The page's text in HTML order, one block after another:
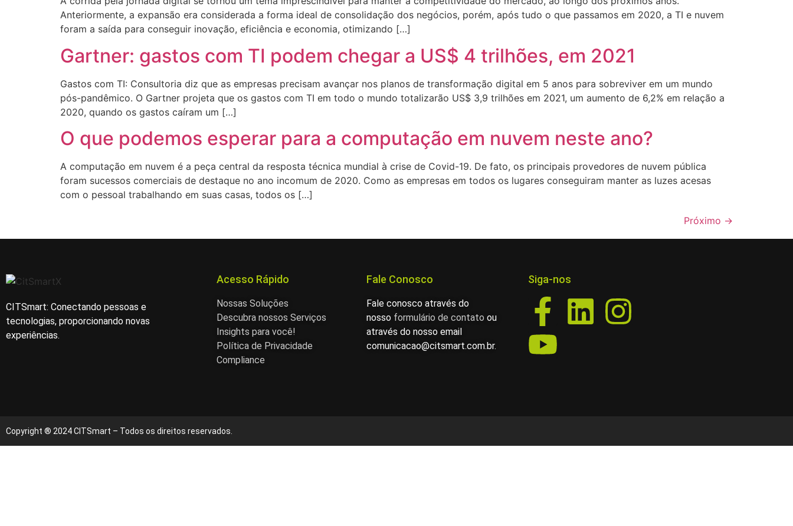
Anteriormente, a expansão era considerada a forma ideal de consolidação dos negócios, porém, após tudo o que passamos em 2020, a TI e nuvem
foram a saída para conseguir inovação, eficiência e economia, otimizando […]
Gartner: gastos com TI podem chegar a US$ 4 trilhões, em 2021
Gastos com TI: Consultoria diz que as empresas precisam avançar nos planos de transformação digital em 5 anos para sobreviver em um mundo
pós-pandêmico. O Gartner projeta que os gastos com TI em todo o mundo totalizarão US$ 3,9 trilhões em 2021, um aumento de 6,2% em relação a
2020, quando os gastos caíram um […]
O que podemos esperar para a computação em nuvem neste ano?
A computação em nuvem é a peça central da resposta técnica mundial à crise de Covid-19. De fato, os principais provedores de nuvem pública
foram sucessos comerciais de destaque no ano incomum de 2020. Como as empresas em todos os lugares conseguiram manter as luzes acesas
com o pessoal trabalhando em suas casas, todos os […]
Próximo →
CITSmart: Conectando pessoas e
tecnologias, proporcionando novas
experiências.
Acesso Rápido
Nossas Soluções
Descubra nossos Serviços
Insights para você!
Política de Privacidade
Compliance
Fale Conosco
Fale conosco através do
nosso formulário de contato ou
através do nosso email
comunicacao@citsmart.com.br.
Siga-nos
Copyright ® 2024 CITSmart – Todos os direitos reservados.